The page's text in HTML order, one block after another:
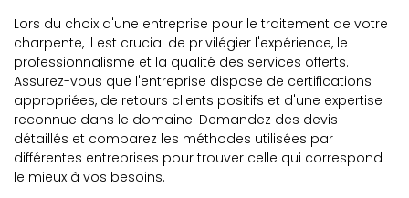
Lors du choix d'une entreprise pour le traitement de votre
charpente, il est crucial de privilégier l'expérience, le
professionnalisme et la qualité des services offerts.
Assurez-vous que l'entreprise dispose de certifications
appropriées, de retours clients positifs et d'une expertise
reconnue dans le domaine. Demandez des devis
détaillés et comparez les méthodes utilisées par
différentes entreprises pour trouver celle qui correspond
le mieux à vos besoins.